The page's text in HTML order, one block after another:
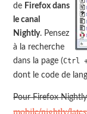
de Firefox dans
le canal
Nightly. Pensez
à la recherche
dans la page (Ctrl
dont le code de
Pour Firefox
mobile/nightly/